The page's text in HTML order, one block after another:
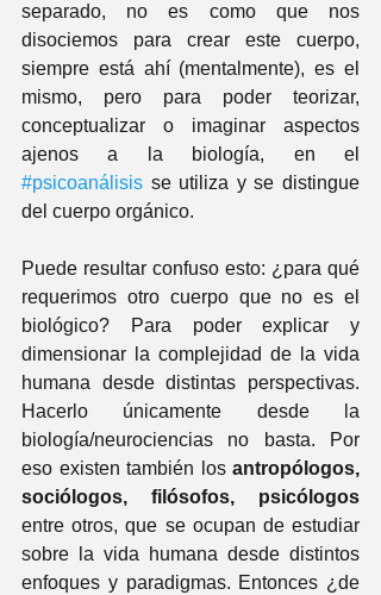
separado, no es como que nos
disociemos para crear este cuerpo,
siempre está ahí (mentalmente), es el
mismo, pero para poder teorizar,
conceptualizar o imaginar aspectos
#psicoanálisis se utiliza y se distingue
del cuerpo orgánico.
Puede resultar confuso esto: ¿para qué
requerimos otro cuerpo que no es el
biológico? Para poder explicar y
dimensionar la complejidad de la vida
humana desde distintas perspectivas.
Hacerlo únicamente desde la
biología/neurociencias no basta. Por
eso existen también los antropólogos,
sociólogos, filósofos, psicólogos
entre otros, que se ocupan de estudiar
sobre la vida humana desde distintos
enfoques y paradigmas. Entonces ¿de